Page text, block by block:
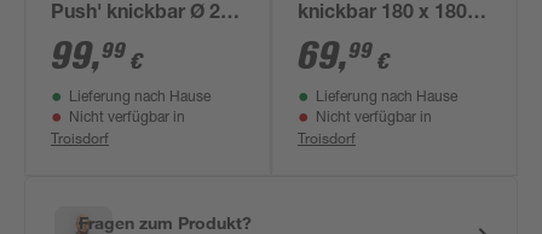
Push' knickbar Ø 270
cm
99,99 €
Lieferung nach Hause
Nicht verfügbar in
Troisdorf
knickbar 180 x 180
cm
69,99 €
Lieferung nach Hause
Nicht verfügbar in
Troisdorf
Fragen zum Produkt?